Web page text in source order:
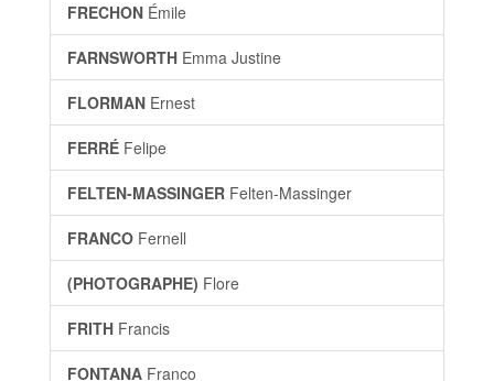
FRECHON Émile
FARNSWORTH Emma Justine
FLORMAN Ernest
FERRÉ Felipe
FELTEN-MASSINGER Felten-Massinger
FRANCO Fernell
(PHOTOGRAPHE) Flore
FRITH Francis
FONTANA Franco